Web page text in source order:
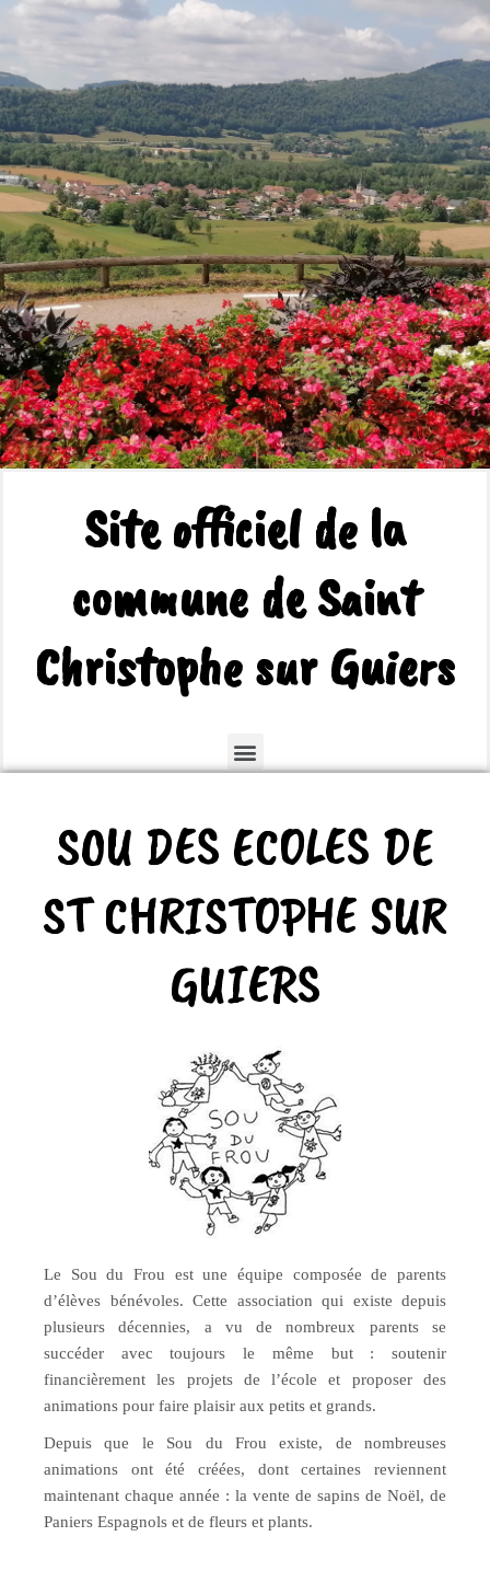
Site officiel de la
commune de Saint
Christophe sur Guiers
SOU DES ECOLES DE
ST CHRISTOPHE SUR
GUIERS
Le Sou du Frou est une équipe composée de parents
d’élèves bénévoles. Cette association qui existe depuis
plusieurs décennies, a vu de nombreux parents se
succéder avec toujours le même but : soutenir
financièrement les projets de l’école et proposer des
animations pour faire plaisir aux petits et grands.
Depuis que le Sou du Frou existe, de nombreuses
animations ont été créées, dont certaines reviennent
maintenant chaque année : la vente de sapins de Noël, de
Paniers Espagnols et de fleurs et plants.